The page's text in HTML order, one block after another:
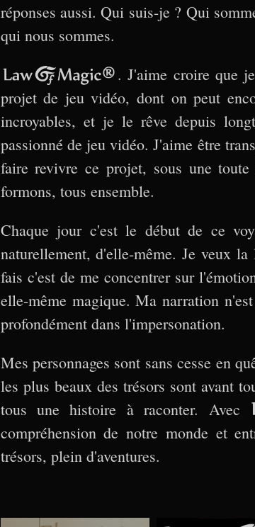
réponses aussi. Qui suis-je ? Qui
qui nous sommes.
Law Of Magic® . J'aime croire que
projet de jeu vidéo, dont on peut
incroyables, et je le rêve depuis
passionné de jeu vidéo. J'aime être
faire revivre ce projet, sous une
formons, tous ensemble.
Chaque jour c'est le début de ce
naturellement, d'elle-même. Je veux
fais c'est de me concentrer sur
elle-même magique. Ma narration
profondément dans l'impersonation.
Mes personnages sont sans cesse en
les plus beaux des trésors sont avant
tous une histoire à raconter. Avec
compréhension de notre monde et
trésors, plein d'aventures.